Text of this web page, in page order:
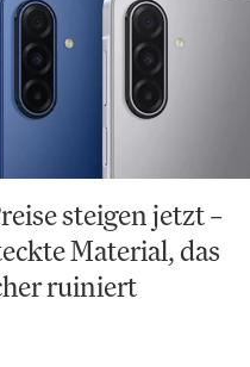
steigen jetzt –
Material, das
ruiniert